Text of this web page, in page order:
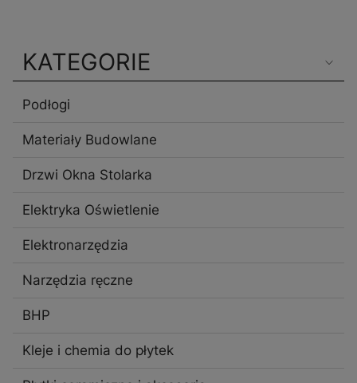
KATEGORIE
Podłogi
Materiały Budowlane
Drzwi Okna Stolarka
Elektryka Oświetlenie
Elektronarzędzia
Narzędzia ręczne
BHP
Kleje i chemia do płytek